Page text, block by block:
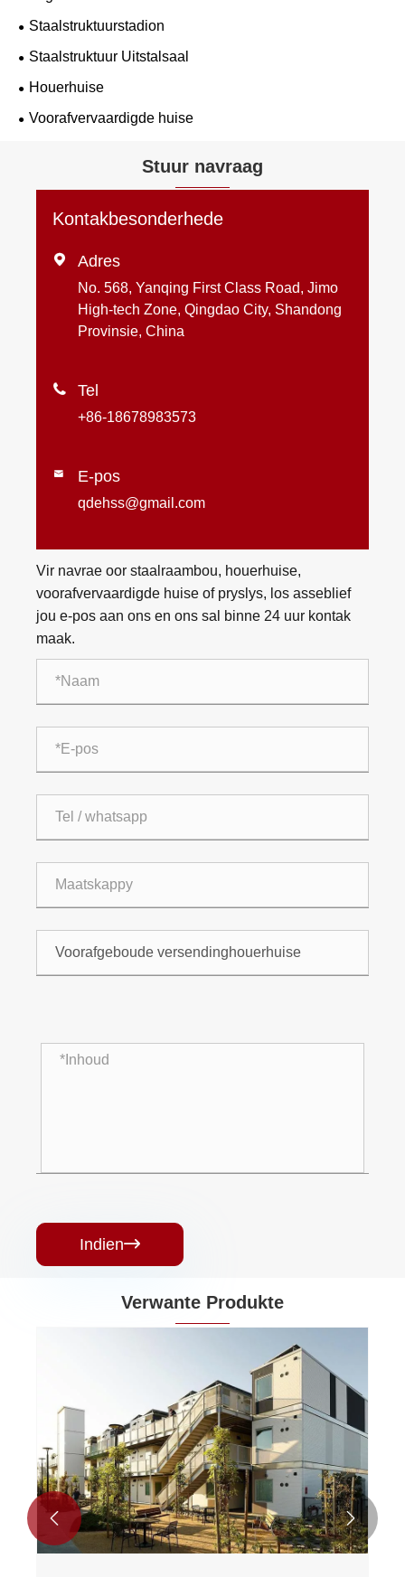
Staalstruktuurstadion
Staalstruktuur Uitstalsaal
Houerhuise
Voorafvervaardigde huise
Stuur navraag
Kontakbesonderhede
 Adres
No. 568, Yanqing First Class Road, Jimo
High-tech Zone, Qingdao City, Shandong
Provinsie, China
 Tel
+86-18678983573
 E-pos
qdehss@gmail.com
Vir navrae oor staalraambou, houerhuise,
voorafvervaardigde huise of pryslys, los asseblief
jou e-pos aan ons en ons sal binne 24 uur kontak
maak.
Indien
Verwante Produkte
 